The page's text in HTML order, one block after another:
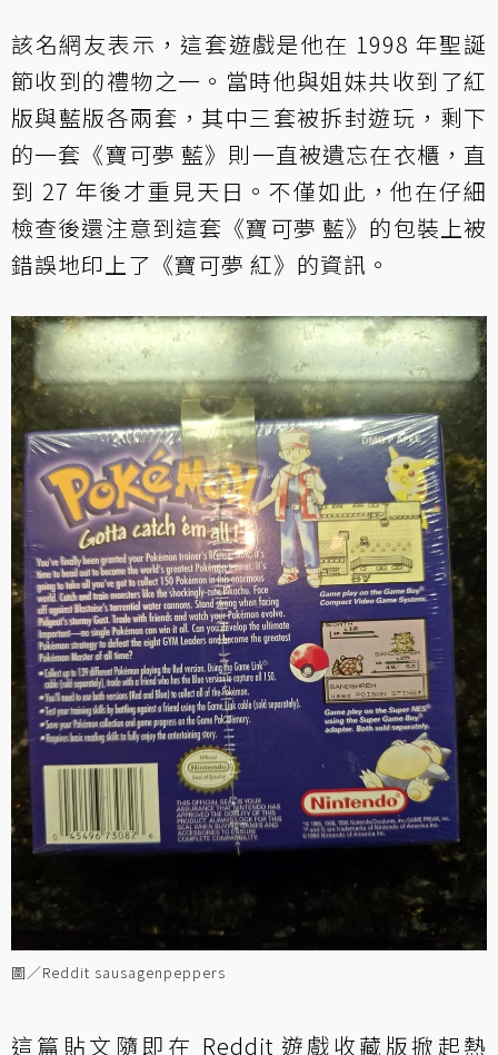
該名網友表示，這套遊戲是他在 1998 年聖誕
節收到的禮物之一。當時他與姐妹共收到了紅
版與藍版各兩套，其中三套被拆封遊玩，剩下
的一套《寶可夢 藍》則一直被遺忘在衣櫃，直
到 27 年後才重見天日。不僅如此，他在仔細
檢查後還注意到這套《寶可夢 藍》的包裝上被
錯誤地印上了《寶可夢 紅》的資訊。
圖／Reddit sausagenpeppers
這篇貼文隨即在 Reddit 遊戲收藏版掀起熱